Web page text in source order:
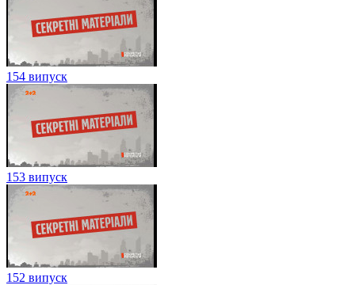
154 випуск
153 випуск
152 випуск